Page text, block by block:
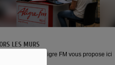
LES MURS
baladeurs Aligre FM vous propose ici